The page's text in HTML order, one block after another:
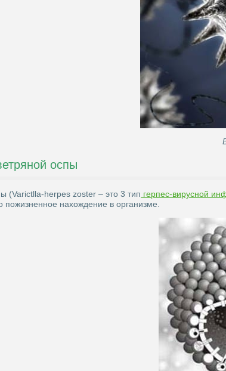
оспы
(Varictlla-herpes zoster – это 3 тип герпес-вирусной
пожизненное нахождение в организме.